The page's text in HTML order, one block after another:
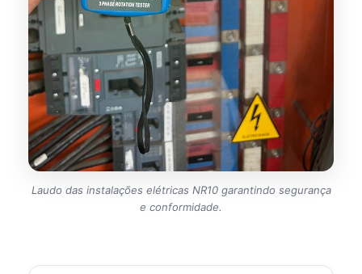
Laudo das instalações elétricas NR10 garantindo segurança
e conformidade.